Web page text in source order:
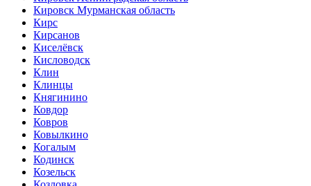
Кировск Мурманская область
Кирс
Кирсанов
Киселёвск
Кисловодск
Клин
Клинцы
Княгинино
Ковдор
Ковров
Ковылкино
Когалым
Кодинск
Козельск